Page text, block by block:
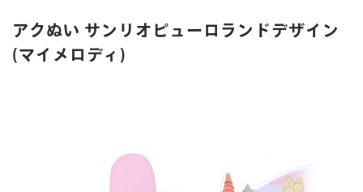
アクセス フロアマップ
サービスガイド
アクぬい サンリオピューロランドデザイン
(マイメロディ)